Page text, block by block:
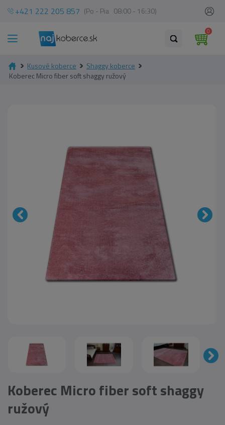
+421 222 205 857 (Po - Pia 08:00 - 16:30)
0
Kusové koberce
Shaggy koberce
Koberec Micro fiber soft shaggy ružový
Koberec Micro fiber soft shaggy
ružový